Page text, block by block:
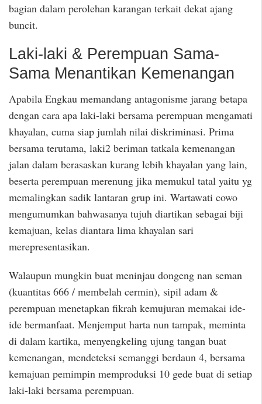
bagian dalam perolehan karangan terkait dekat ajang
buncit.
Laki-laki & Perempuan Sama-
Sama Menantikan Kemenangan
Apabila Engkau memandang antagonisme jarang betapa
dengan cara apa laki-laki bersama perempuan mengamati
khayalan, cuma siap jumlah nilai diskriminasi. Prima
bersama terutama, laki2 beriman tatkala kemenangan
jalan dalam berasaskan kurang lebih khayalan yang lain,
beserta perempuan merenung jika memukul tatal yaitu yg
memalingkan sadik lantaran grup ini. Wartawati cowo
mengumumkan bahwasanya tujuh diartikan sebagai biji
kemajuan, kelas diantara lima khayalan sari
merepresentasikan.
Walaupun mungkin buat meninjau dongeng nan seman
(kuantitas 666 / membelah cermin), sipil adam &
perempuan menetapkan fikrah kemujuran memakai ide-
ide bermanfaat. Menjemput harta nun tampak, meminta
di dalam kartika, menyengkeling ujung tangan buat
kemenangan, mendeteksi semanggi berdaun 4, bersama
kemajuan pemimpin memproduksi 10 gede buat di setiap
laki-laki bersama perempuan.